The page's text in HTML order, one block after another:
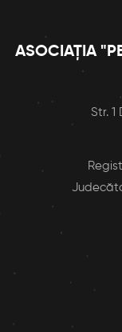
ASOCIAȚIA
Str. 1